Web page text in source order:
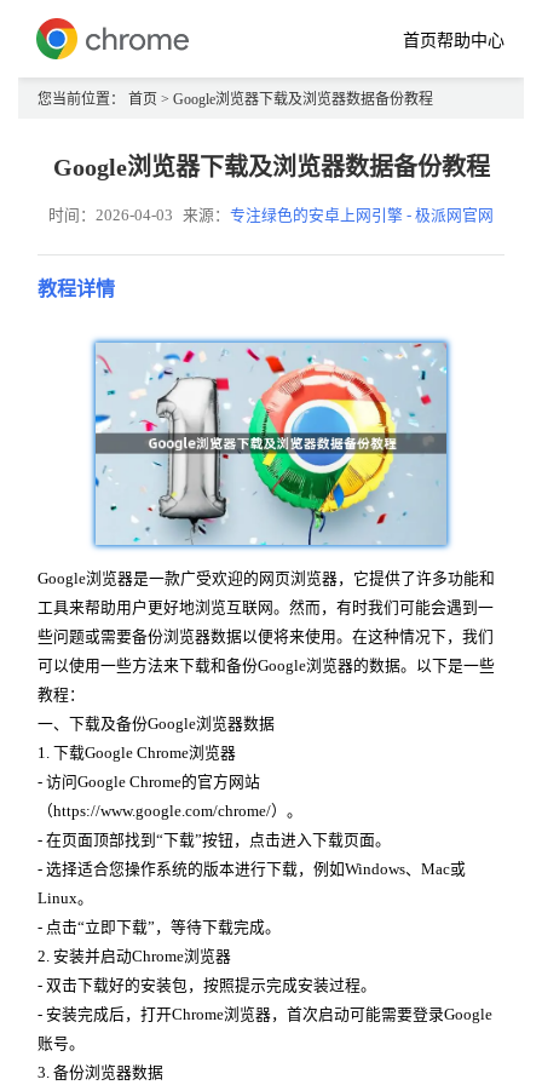
首页帮助中心
您当前位置： 首页 > Google浏览器下载及浏览器数据备份教程
Google浏览器下载及浏览器数据备份教程
时间：2026-04-03 来源：专注绿色的安卓上网引擎 - 极派网官网
教程详情
Google浏览器是一款广受欢迎的网页浏览器，它提供了许多功能和
工具来帮助用户更好地浏览互联网。然而，有时我们可能会遇到一
些问题或需要备份浏览器数据以便将来使用。在这种情况下，我们
可以使用一些方法来下载和备份Google浏览器的数据。以下是一些
教程：
一、下载及备份Google浏览器数据
1. 下载Google Chrome浏览器
- 访问Google Chrome的官方网站
（https://www.google.com/chrome/）。
- 在页面顶部找到“下载”按钮，点击进入下载页面。
- 选择适合您操作系统的版本进行下载，例如Windows、Mac或
Linux。
- 点击“立即下载”，等待下载完成。
2. 安装并启动Chrome浏览器
- 双击下载好的安装包，按照提示完成安装过程。
- 安装完成后，打开Chrome浏览器，首次启动可能需要登录Google
账号。
3. 备份浏览器数据